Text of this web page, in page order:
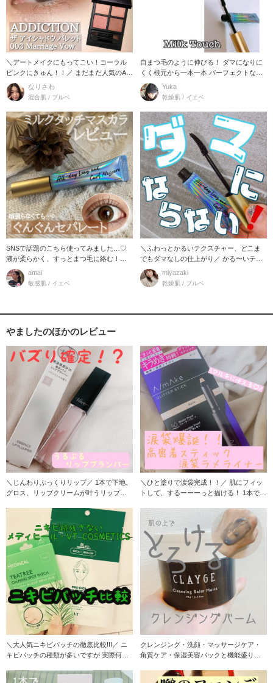
＼デートメイクにもってこい！コーラル
ピンクにきゅん！！／ まだまだ人気のAD
DICTIO
なりさわ
混合肌 / ブルベ
自まつ毛のように伸びる！ ダマになりに
くく根元から一本一本 パーフェクトなC
カールにす
Yuka
乾燥肌 / イエベ
SNSで話題のこちら使ってみました…♡
液が柔らかく、すっとまつ毛に絡む！！
そし
amai
敏感肌 / イエベ
＼ふわっとかるいテクスチャー、どこま
でもダマなしの仕上がり／ かる〜いテク
スチャーで
miyazaki
乾燥肌 / ブルベ
やましたのほかのレビュー
＼じんわりぷっくりリップ／ 1本で下地、
グロス、リップクリームが叶うリッププ
＼ひと塗りで涙袋完成！！／ 肌にフィッ
トして、するーーーっと描ける！ 1本で3
＼大人気ニキビパッチの徹底比較!!!／ ニ
キビパッチの種類が多いですが 実際何が
クレンジング・洗顔・マッサージケア・
角質ケア・保湿美容パックと機能盛りだ